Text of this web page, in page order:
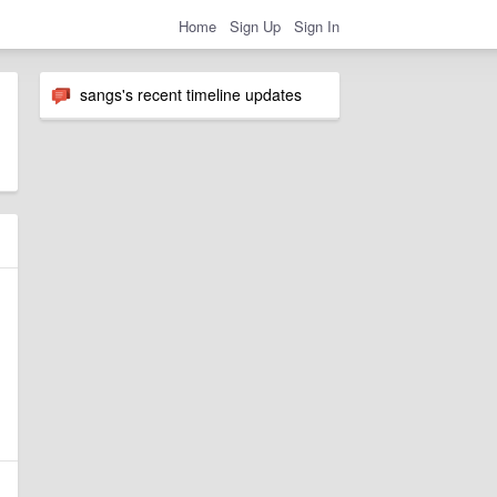
Home Sign Up Sign In
sangs's recent timeline updates